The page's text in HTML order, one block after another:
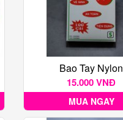
Bao Tay Nylon
15.000 VNĐ
MUA NGAY